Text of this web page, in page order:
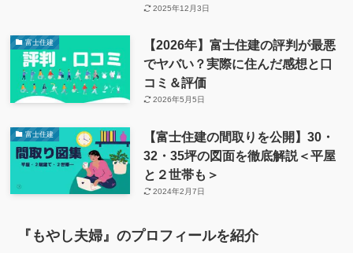
2025年12月3日
富士住建
【2026年】富士住建の評判が最悪
でヤバい？実際に住んだ感想と口
コミ＆評価
2026年5月5日
富士住建
【富士住建の間取りを公開】30・
32・35坪の図面を徹底解説＜平屋
と２世帯も＞
2024年2月7日
『もやし夫婦』のプロフィールを紹介